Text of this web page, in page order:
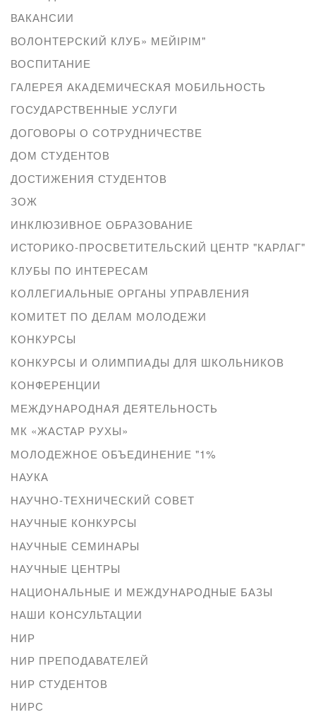
ВАКАНСИИ
ВОЛОНТЕРСКИЙ КЛУБ» МЕЙІРІМ"
ВОСПИТАНИЕ
ГАЛЕРЕЯ АКАДЕМИЧЕСКАЯ МОБИЛЬНОСТЬ
ГОСУДАРСТВЕННЫЕ УСЛУГИ
ДОГОВОРЫ О СОТРУДНИЧЕСТВЕ
ДОМ СТУДЕНТОВ
ДОСТИЖЕНИЯ СТУДЕНТОВ
ЗОЖ
ИНКЛЮЗИВНОЕ ОБРАЗОВАНИЕ
ИСТОРИКО-ПРОСВЕТИТЕЛЬСКИЙ ЦЕНТР "КАРЛАГ"
КЛУБЫ ПО ИНТЕРЕСАМ
КОЛЛЕГИАЛЬНЫЕ ОРГАНЫ УПРАВЛЕНИЯ
КОМИТЕТ ПО ДЕЛАМ МОЛОДЕЖИ
КОНКУРСЫ
КОНКУРСЫ И ОЛИМПИАДЫ ДЛЯ ШКОЛЬНИКОВ
КОНФЕРЕНЦИИ
МЕЖДУНАРОДНАЯ ДЕЯТЕЛЬНОСТЬ
МК «ЖАСТАР РУХЫ»
МОЛОДЕЖНОЕ ОБЪЕДИНЕНИЕ "1%
НАУКА
НАУЧНО-ТЕХНИЧЕСКИЙ СОВЕТ
НАУЧНЫЕ КОНКУРСЫ
НАУЧНЫЕ СЕМИНАРЫ
НАУЧНЫЕ ЦЕНТРЫ
НАЦИОНАЛЬНЫЕ И МЕЖДУНАРОДНЫЕ БАЗЫ
НАШИ КОНСУЛЬТАЦИИ
НИР
НИР ПРЕПОДАВАТЕЛЕЙ
НИР СТУДЕНТОВ
НИРС